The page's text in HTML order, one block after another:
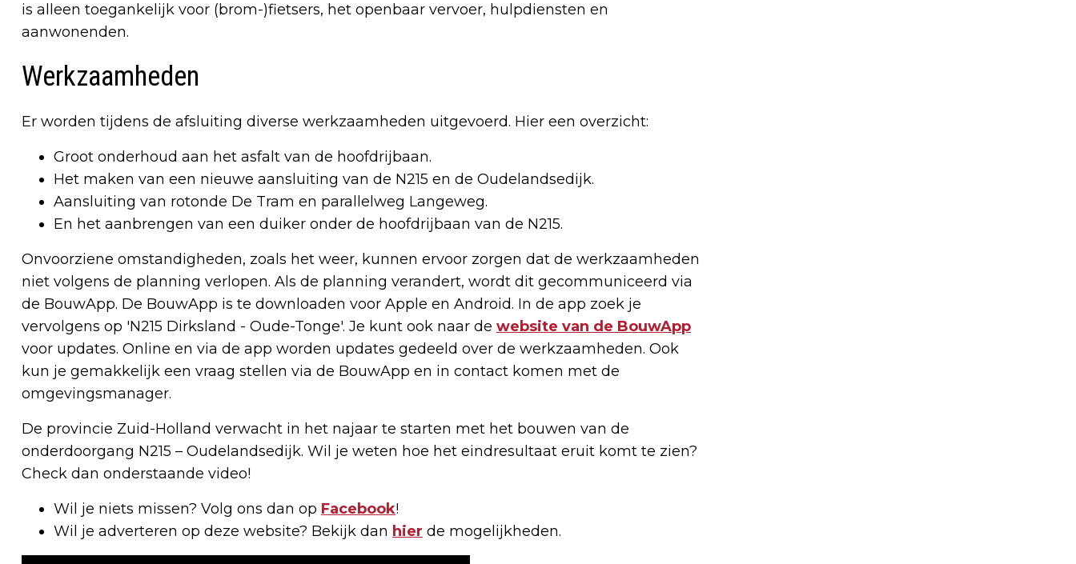
is alleen toegankelijk voor (brom-)fietsers, het openbaar vervoer, hulpdiensten en
aanwonenden.
Werkzaamheden
Er worden tijdens de afsluiting diverse werkzaamheden uitgevoerd. Hier een overzicht:
Groot onderhoud aan het asfalt van de hoofdrijbaan.
Het maken van een nieuwe aansluiting van de N215 en de Oudelandsedijk.
Aansluiting van rotonde De Tram en parallelweg Langeweg.
En het aanbrengen van een duiker onder de hoofdrijbaan van de N215.
Onvoorziene omstandigheden, zoals het weer, kunnen ervoor zorgen dat de werkzaamheden
niet volgens de planning verlopen. Als de planning verandert, wordt dit gecommuniceerd via
de BouwApp. De BouwApp is te downloaden voor Apple en Android. In de app zoek je
vervolgens op 'N215 Dirksland - Oude-Tonge'. Je kunt ook naar de website van de BouwApp
voor updates. Online en via de app worden updates gedeeld over de werkzaamheden. Ook
kun je gemakkelijk een vraag stellen via de BouwApp en in contact komen met de
omgevingsmanager.
De provincie Zuid-Holland verwacht in het najaar te starten met het bouwen van de
onderdoorgang N215 – Oudelandsedijk. Wil je weten hoe het eindresultaat eruit komt te zien?
Check dan onderstaande video!
Wil je niets missen? Volg ons dan op Facebook!
Wil je adverteren op deze website? Bekijk dan hier de mogelijkheden.